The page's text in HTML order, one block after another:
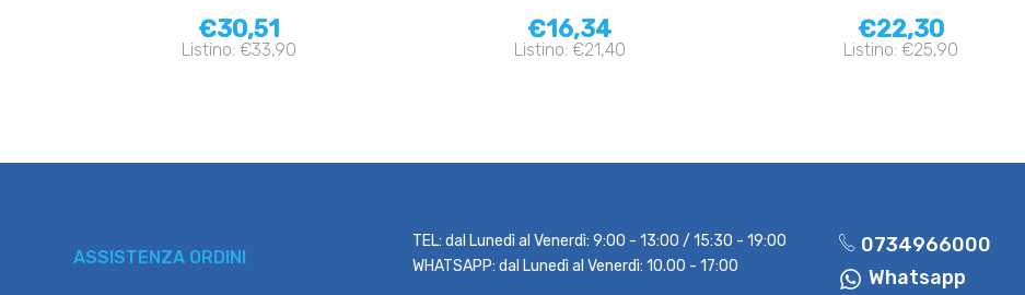
€30,51
Listino: €33,90
€16,34
Listino: €21,40
€22,30
Listino: €25,90
ASSISTENZA ORDINI
TEL: dal Lunedì al Venerdì: 9:00 - 13:00 / 15:30 - 19:00
WHATSAPP: dal Lunedì al Venerdì: 10.00 - 17:00
0734966000
Whatsapp